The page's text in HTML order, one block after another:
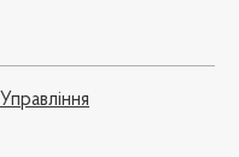
Управління